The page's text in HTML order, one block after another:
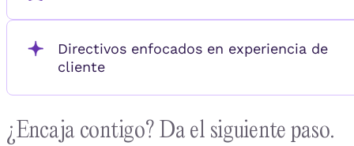
Directivos enfocados en experiencia de
cliente
¿Encaja contigo? Da el siguiente paso.